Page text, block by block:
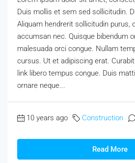
Duis mollis et sem sed sollicitudin.
Aliquam hendrerit sollicitudin purus,
accumsan nec. Quisque bibendum
malesuada orci congue. Nullam
cursus. Ut et adipiscing erat.
link libero tempus congue. Duis
ornare neque...
10 years ago Construction
Read More